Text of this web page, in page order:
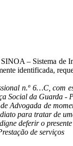
– Sistema de
identificada,
n.º 6…C, com
Social da Guarda -
Advogada de
para tratar de
deferir o
de serviços